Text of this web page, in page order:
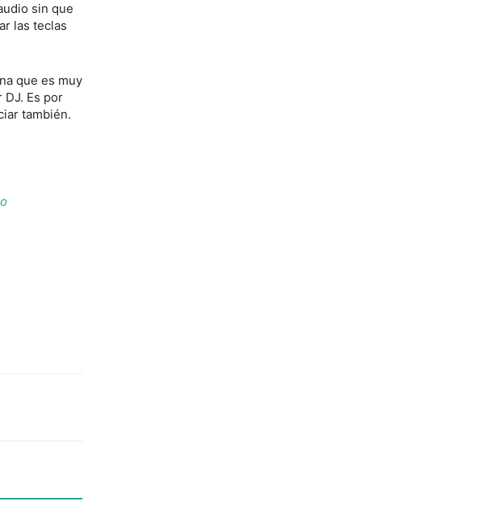
sin que
las teclas
que es muy
Es por
también.